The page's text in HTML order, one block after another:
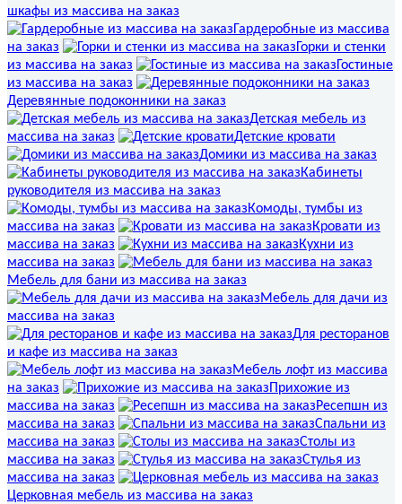
шкафы из массива на заказ
Гардеробные из массива
на заказ
Горки и стенки
из массива на заказ
Гостиные
из массива на заказ
Деревянные подоконники на заказ
Детская мебель из
массива на заказ
Детские кровати
Домики из массива на заказ
Кабинеты
руководителя из массива на заказ
Комоды, тумбы из
массива на заказ
Кровати из
массива на заказ
Кухни из
массива на заказ
Мебель для бани из массива на заказ
Мебель для дачи из
массива на заказ
Для ресторанов
и кафе из массива на заказ
Мебель лофт из массива
на заказ
Прихожие из
массива на заказ
Ресепшн из
массива на заказ
Спальни из
массива на заказ
Столы из
массива на заказ
Стулья из
массива на заказ
Церковная мебель из массива на заказ